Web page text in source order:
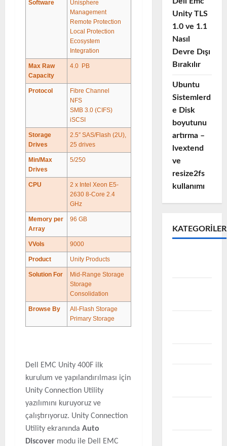
Software
Unisphere
Management
Remote Protection
Local Protection
Ecosystem
Integration
Max Raw
Capacity
4.0 PB
Protocol
Fibre Channel
NFS
SMB 3.0 (CIFS)
iSCSI
Storage
Drives
2.5″ SAS/Flash (2U),
25 drives
Min/Max
Drives
5/250
CPU
2 x Intel Xeon E5-
2630 8-Core 2.4
GHz
Memory per
Array
96 GB
VVols 9000
Product Unity Products
Solution For
Mid-Range Storage
Storage
Consolidation
Browse By
All-Flash Storage
Primary Storage
Dell EMC Unity 400F ilk
kurulum ve yapılandırılması için
Unity Connection Utility
yazılımını kuruyoruz ve
çalıştırıyoruz. Unity Connection
Utility ekranında Auto
Discover modu ile Dell EMC
Unity TLS
1.0 ve 1.1
Nasıl
Devre Dışı
Bırakılır
Ubuntu
Sistemlerd
e Disk
boyutunu
artırma –
lvextend
ve
resize2fs
kullanımı
KATEGORILER